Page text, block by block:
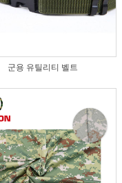
군용 유틸리티 벨트